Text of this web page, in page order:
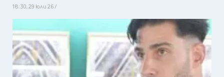
18:30, 29 юли 26 /